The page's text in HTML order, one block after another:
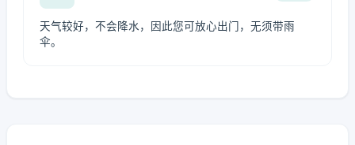
天气较好，不会降水，因此您可放心出门，无须带雨
伞。